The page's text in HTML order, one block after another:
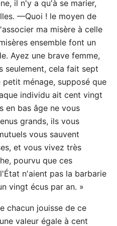
il n'y a qu'à se marier,
—Quoi ! le moyen de
ma misère à celle
ensemble font un
Ayez une brave femme,
seulement, cela fait sept
ménage, supposé que
individu ait cent vingt
en bas âge ne vous
grands, ils vous
vous sauvent
et vous vivez très
pourvu que ces
n'aient pas la barbarie
vingt écus par an. »
chacun jouisse de ce
valeur égale à cent